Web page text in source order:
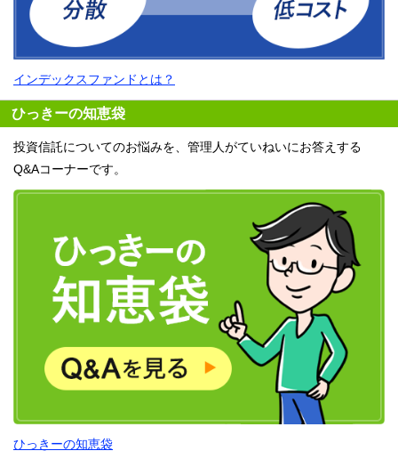
インデックスファンドとは？
ひっきーの知恵袋
投資信託についてのお悩みを、管理人がていねいにお答えする
Q&Aコーナーです。
ひっきーの知恵袋